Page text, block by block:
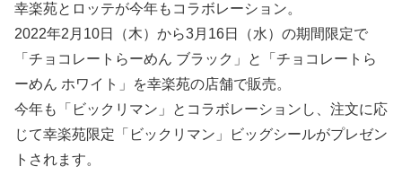
幸楽苑とロッテが今年もコラボレーション。
2022年2月10日（木）から3月16日（水）の期間限定で
「チョコレートらーめん ブラック」と「チョコレートら
ーめん ホワイト」を幸楽苑の店舗で販売。
今年も「ビックリマン」とコラボレーションし、注文に応
じて幸楽苑限定「ビックリマン」ビッグシールがプレゼン
トされます。